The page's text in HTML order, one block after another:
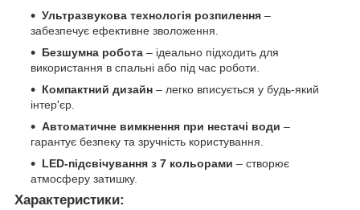
Ультразвукова технологія розпилення –
забезпечує ефективне зволоження.
Безшумна робота – ідеально підходить для
використання в спальні або під час роботи.
Компактний дизайн – легко вписується у будь-який
інтер'єр.
Автоматичне вимкнення при нестачі води –
гарантує безпеку та зручність користування.
LED-підсвічування з 7 кольорами – створює
атмосферу затишку.
Характеристики: